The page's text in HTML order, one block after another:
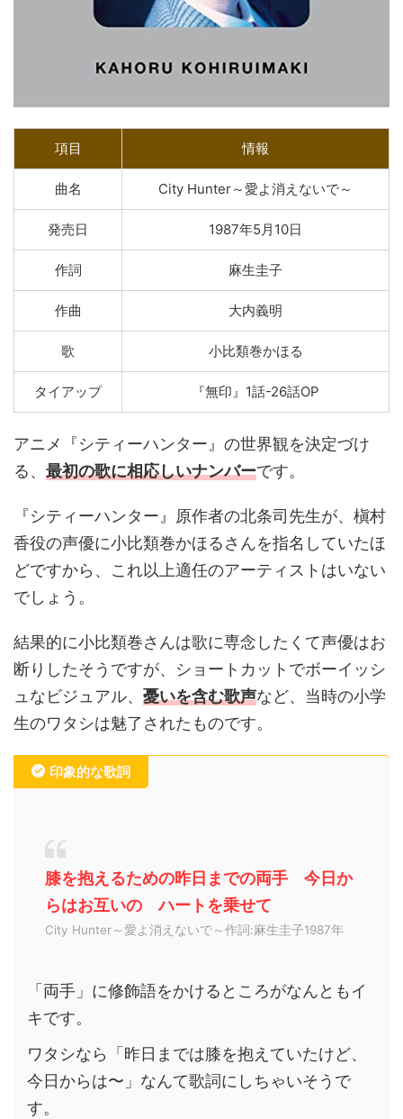
項目 情報
曲名 City Hunter～愛よ消えないで～
発売日 1987年5月10日
作詞 麻生圭子
作曲 大内義明
歌 小比類巻かほる
タイアップ 『無印』1話-26話OP
アニメ『シティーハンター』の世界観を決定づけ
る、 最初の歌に相応しいナンバーです。
『シティーハンター』原作者の北条司先生が、槇村
香役の声優に小比類巻かほるさんを指名していたほ
どですから、これ以上適任のアーティストはいない
でしょう。
結果的に小比類巻さんは歌に専念したくて声優はお
断りしたそうですが、ショートカットでボーイッシ
ュなビジュアル、 憂いを含む歌声など、当時の小学
生のワタシは魅了されたものです。
印象的な歌詞
膝を抱えるための昨日までの両手 今日か
らはお互いの ハートを乗せて
City Hunter～愛よ消えないで～作詞:麻生圭子1987年
「両手」に修飾語をかけるところがなんともイ
キです。
ワタシなら「昨日までは膝を抱えていたけど、
今日からは〜」なんて歌詞にしちゃいそうで
す。